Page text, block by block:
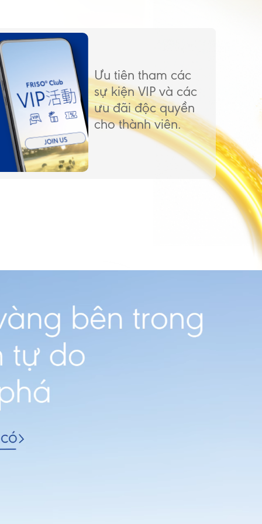
Ưu tiên tham các
sự kiện VIP và các
ưu đãi độc quyền
cho thành viên.